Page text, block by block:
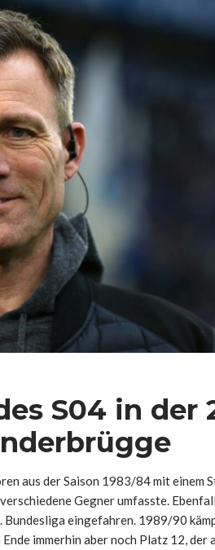
S04 in der
aus der Saison 1983/84 mit einem
Gegner umfasste.
eingefahren. 1989/90
immerhin aber noch Platz 12, der